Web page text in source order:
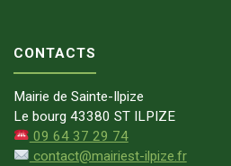
CONTACTS
Mairie de Sainte-Ilpize
Le bourg 43380 ST ILPIZE
09 64 37 29 74
contact@mairiest-ilpize.fr